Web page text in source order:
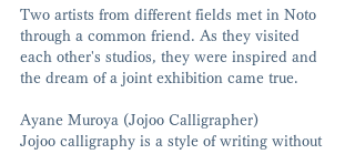
Two artists from different fields met in Noto
through a common friend. As they visited
each other's studios, they were inspired and
the dream of a joint exhibition came true.
Ayane Muroya (Jojoo Calligrapher)
Jojoo calligraphy is a style of writing without